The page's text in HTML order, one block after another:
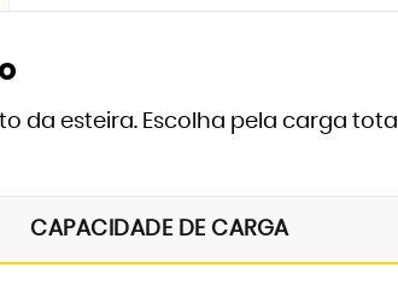
da esteira. Escolha pela carga total
CAPACIDADE DE CARGA